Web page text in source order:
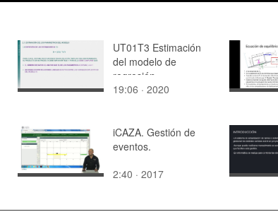
UT01T3 Estimación
del modelo de
regresión
19:06 · 2020
iCAZA. Gestión de
eventos.
2:40 · 2017